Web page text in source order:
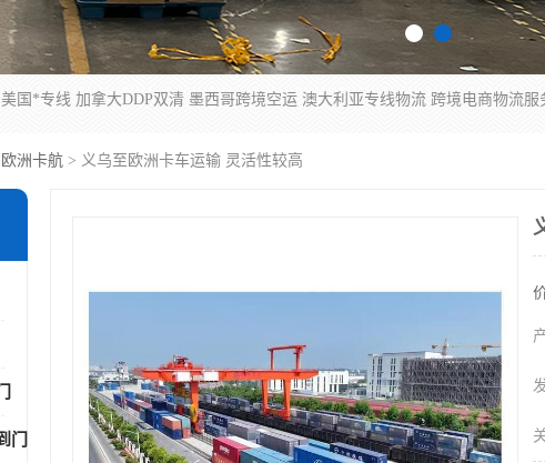
欧洲卡航 > 义乌至欧洲卡车运输 灵活性较高
门